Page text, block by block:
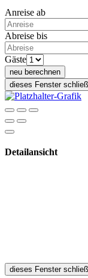
Anreise ab
Abreise bis
Gäste
neu berechnen
dieses Fenster
Detailansicht
dieses Fenster